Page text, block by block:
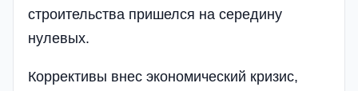
строительства пришелся на середину
нулевых.
Коррективы внес экономический кризис,